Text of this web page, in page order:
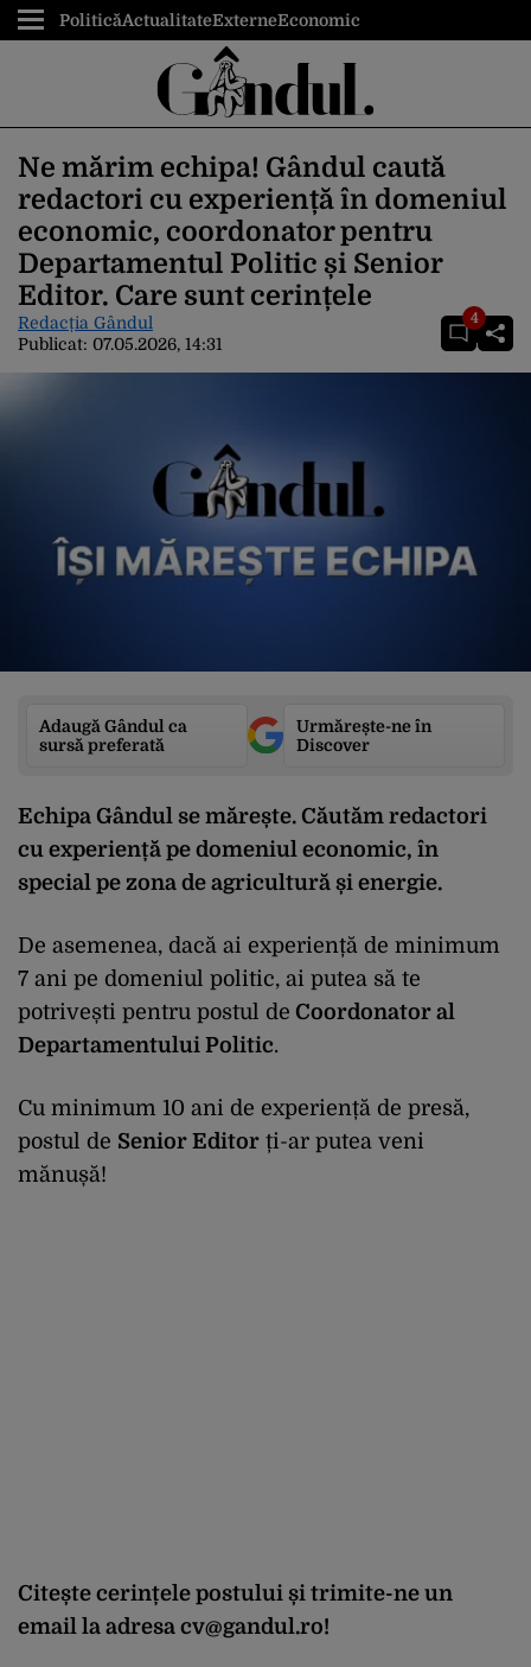
PoliticăActualitateExterneEconomic
Ne mărim echipa! Gândul caută
redactori cu experiență în domeniul
economic, coordonator pentru
Departamentul Politic și Senior
Editor. Care sunt cerințele
Redacția Gândul
Publicat: 07.05.2026, 14:31
4
Adaugă Gândul ca
sursă preferată
Urmărește-ne în
Discover
Echipa Gândul se mărește. Căutăm redactori
cu experiență pe domeniul economic, în
special pe zona de agricultură și energie.
De asemenea, dacă ai experiență de minimum
7 ani pe domeniul politic, ai putea să te
potrivești pentru postul de Coordonator al
Departamentului Politic.
Cu minimum 10 ani de experiență de presă,
postul de Senior Editor ți-ar putea veni
mănușă!
Citește cerințele postului și trimite-ne un
email la adresa cv@gandul.ro!